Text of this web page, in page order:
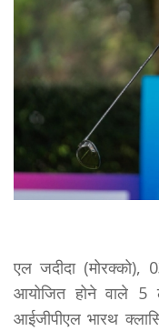
एल जदीदा (मोरक्को),
आयोजित होने वाले 5
आईजीपीएल भारथ